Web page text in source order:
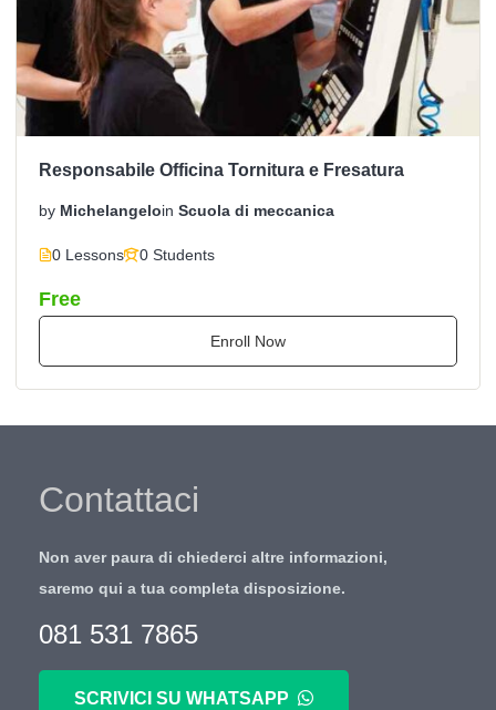
Responsabile Officina Tornitura e Fresatura
by Michelangeloin Scuola di meccanica
0 Lessons 0 Students
Free
Enroll Now
Contattaci
Non aver paura di chiederci altre informazioni,
saremo qui a tua completa disposizione.
081 531 7865
SCRIVICI SU WHATSAPP